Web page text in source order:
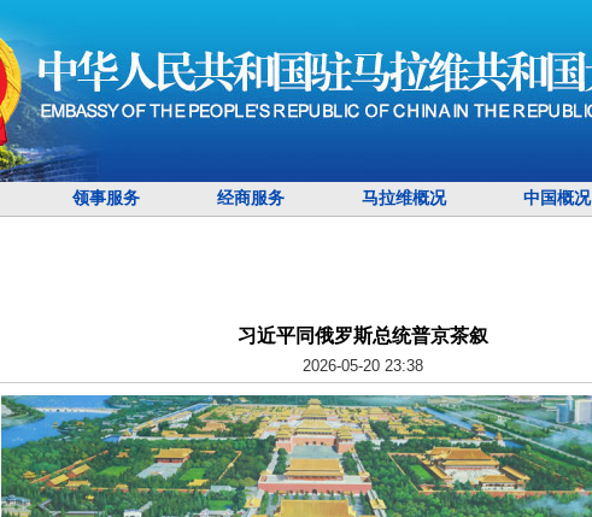
领事服务 经商服务 马拉维概况 中国概况
习近平同俄罗斯总统普京茶叙
2026-05-20 23:38